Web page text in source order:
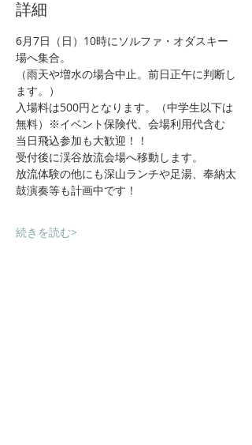
詳細
6月7日（日）10時にソルファ・オダスキー
場へ集合。
（雨天や増水の場合中止。前日正午に判断し
ます。）
入場料は500円となります。（中学生以下は
無料）※イベント保険代、会場利用代含む
当日飛込参加も大歓迎！！
受付後に渓谷放流会場へ移動します。
放流体験の他にも深山ランチや足湯、奉納太
鼓演奏等も計画中です！
続きを読む>